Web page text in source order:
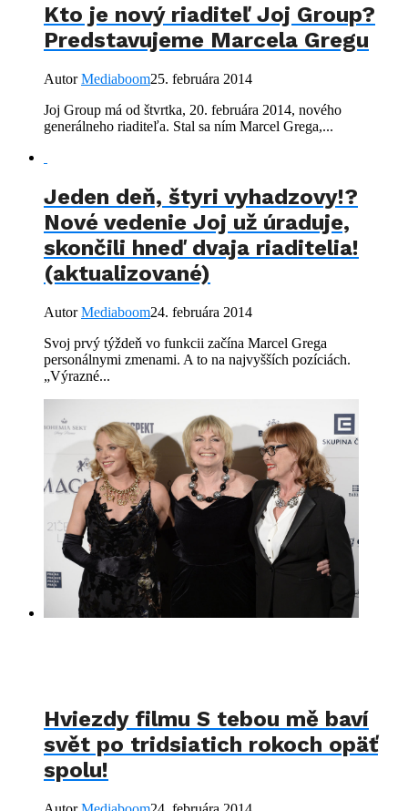
Kto je nový riaditeľ Joj Group?
Predstavujeme Marcela Gregu
AutorMediaboom25. februára 2014
Joj Group má od štvrtka, 20. februára 2014, nového
generálneho riaditeľa. Stal sa ním Marcel Grega,...
Jeden deň, štyri vyhadzovy!?
Nové vedenie Joj už úraduje,
skončili hneď dvaja riaditelia!
(aktualizované)
AutorMediaboom24. februára 2014
Svoj prvý týždeň vo funkcii začína Marcel Grega
personálnymi zmenami. A to na najvyšších pozíciách.
„Výrazné...
Hviezdy filmu S tebou mě baví
svět po tridsiatich rokoch opäť
spolu!